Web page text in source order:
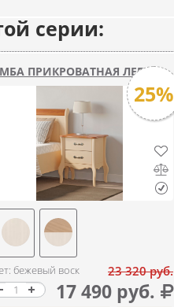
серии:
ПРИКРОВАТНАЯ ЛЕБО
25%
бежевый воск 23 320 руб.
17 490 руб.